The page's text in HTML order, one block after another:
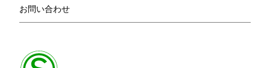
お問い合わせ